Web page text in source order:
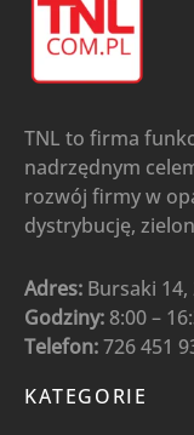
TNL to firma
nadrzędnym
rozwój firmy w
dystrybucję,
Adres: Bursaki
Godziny: 8:00 –
Telefon:726 451
KATEGORIE